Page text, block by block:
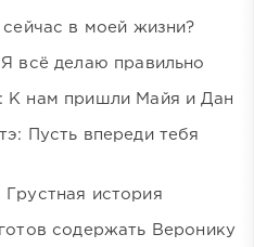
в моей жизни?
всё делаю правильно
К нам пришли Майя и Дан
Пусть впереди тебя
история
содержать Веронику